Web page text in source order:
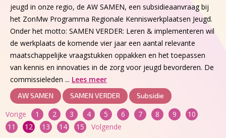
jeugd in onze regio, de AW SAMEN, een subsidieaanvraag bij
het ZonMw Programma Regionale Kenniswerkplaatsen Jeugd.
Onder het motto: SAMEN VERDER: Leren & implementeren wil
de werkplaats de komende vier jaar een aantal relevante
maatschappelijke vraagstukken oppakken en het toepassen
van kennis en innovaties in de zorg voor jeugd bevorderen. De
commissieleden ... Lees meer
AW SAMEN SAMEN VERDER Subsidie
Berichten
paginering
Vorige 1 2 3 4 5 6 7 8 9
10
11
12 13 14 15 Volgende